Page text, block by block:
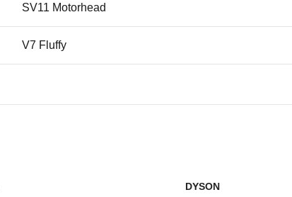
SV11 Motorhead
V7 Fluffy
DYSON